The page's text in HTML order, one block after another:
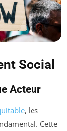
Social
Acteur
, les
Cette